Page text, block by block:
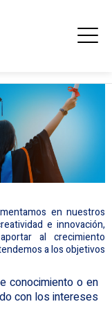
en nuestros
e innovación,
al crecimiento
a los objetivos
conocimiento o en
con los intereses